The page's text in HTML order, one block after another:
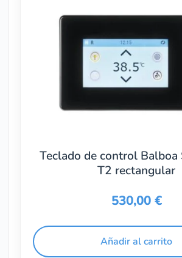
Teclado de control Balboa
T2 rectangular
530,00 €
Añadir al carrito